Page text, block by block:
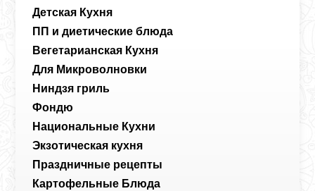
Детская Кухня
ПП и диетические блюда
Вегетарианская Кухня
Для Микроволновки
Ниндзя гриль
Фондю
Национальные Кухни
Экзотическая кухня
Праздничные рецепты
Картофельные Блюда